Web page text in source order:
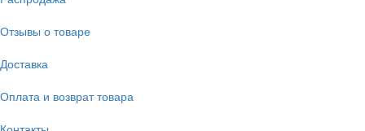
Отзывы о товаре
Доставка
Оплата и возврат товара